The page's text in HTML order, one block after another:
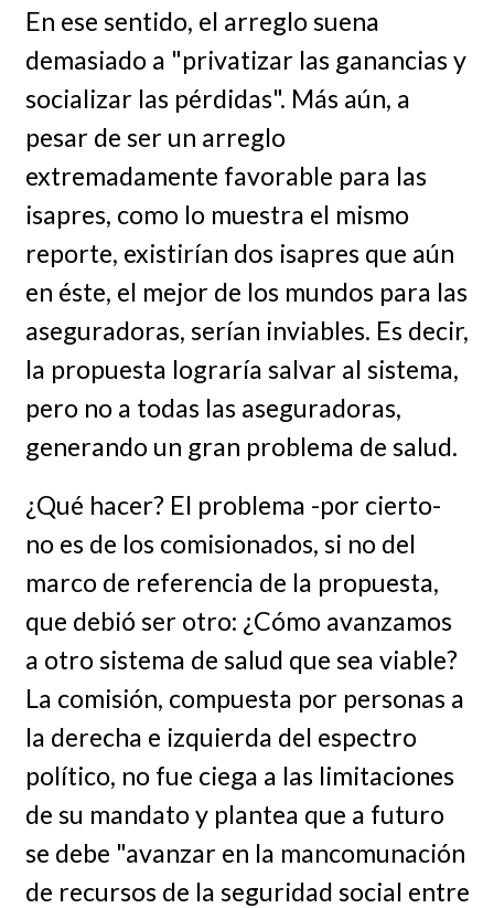
En ese sentido, el arreglo suena
demasiado a "privatizar las ganancias y
socializar las pérdidas". Más aún, a
pesar de ser un arreglo
extremadamente favorable para las
isapres, como lo muestra el mismo
reporte, existirían dos isapres que aún
en éste, el mejor de los mundos para las
aseguradoras, serían inviables. Es decir,
la propuesta lograría salvar al sistema,
pero no a todas las aseguradoras,
generando un gran problema de salud.
¿Qué hacer? El problema -por cierto-
no es de los comisionados, si no del
marco de referencia de la propuesta,
que debió ser otro: ¿Cómo avanzamos
a otro sistema de salud que sea viable?
La comisión, compuesta por personas a
la derecha e izquierda del espectro
político, no fue ciega a las limitaciones
de su mandato y plantea que a futuro
se debe "avanzar en la mancomunación
de recursos de la seguridad social entre